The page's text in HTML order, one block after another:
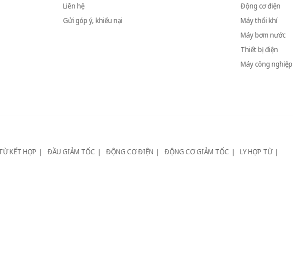
Liên hệ
Gửi góp ý, khiếu nại
Động cơ điện
Máy thổi khí
Máy bơm nước
Thiết bị điện
Máy công nghiệp
KẾT HỢP ĐẦU GIẢM TỐC ĐỘNG CƠ ĐIỆN ĐỘNG CƠ GIẢM TỐC
LY HỢP TỪ